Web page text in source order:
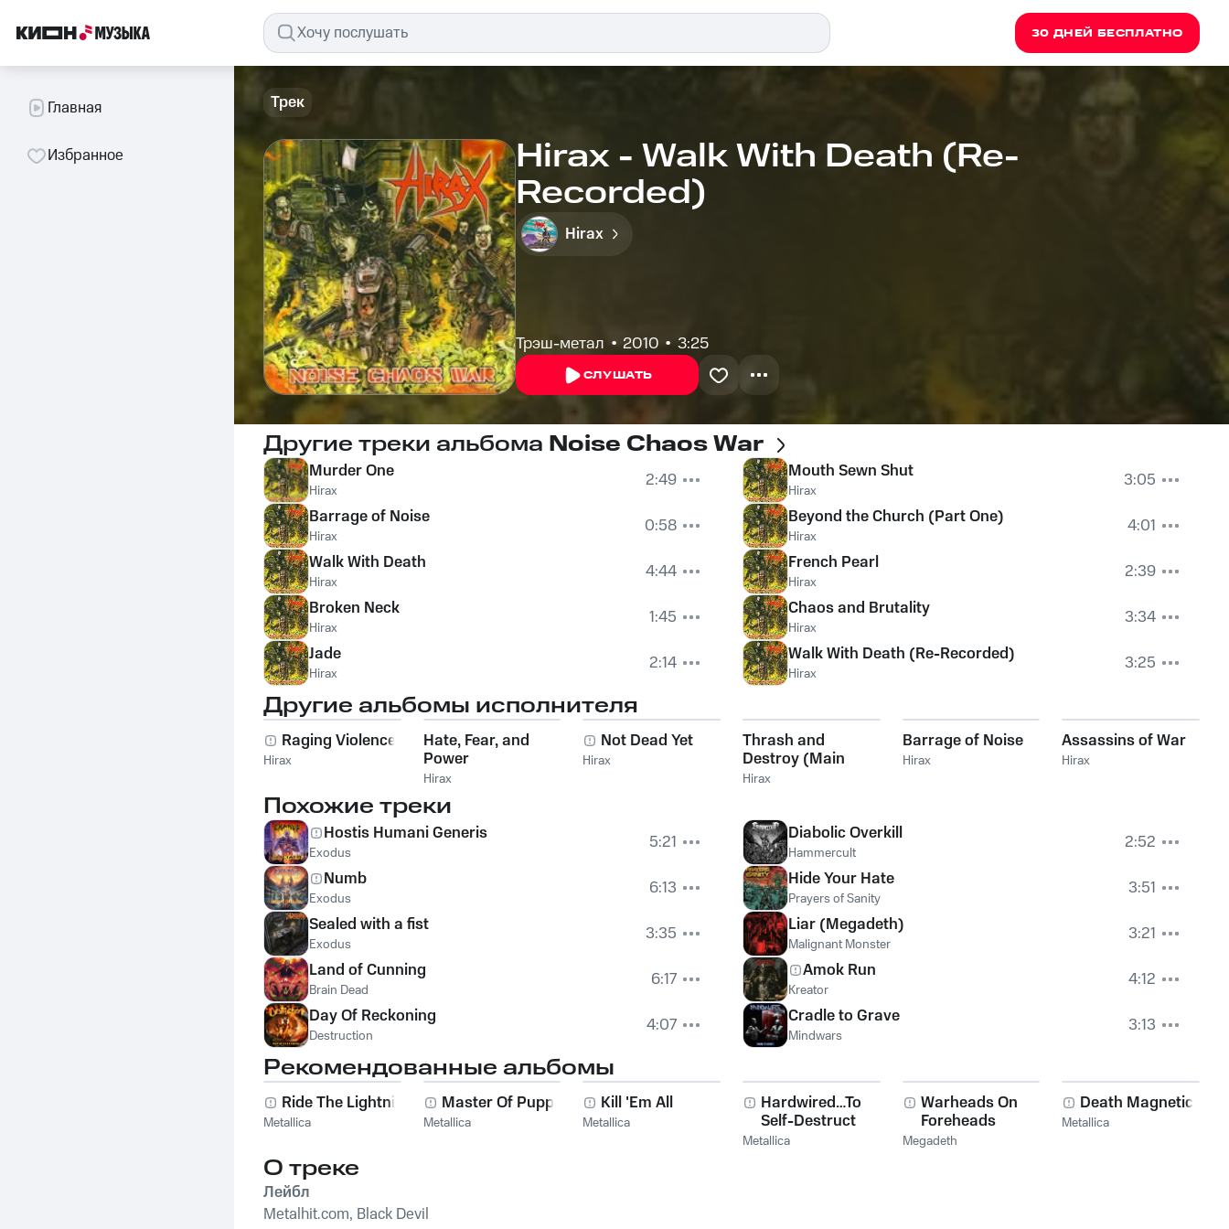
30 ДНЕЙ БЕСПЛАТНО
Главная
Избранное
Трек
Hirax - Walk With Death (Re-
Recorded)
Hirax
Трэш-метал 2010 3:25
СЛУШАТЬ
Другие треки альбома Noise Chaos War
Murder One
Hirax
2:49
Barrage of Noise
Hirax
0:58
Walk With Death
Hirax
4:44
Broken Neck
Hirax
1:45
Jade
Hirax 2:14
Mouth Sewn Shut
Hirax
3:05
Beyond the Church (Part One)
Hirax
4:01
French Pearl
Hirax
2:39
Chaos and Brutality
Hirax
3:34
Walk With Death (Re-Recorded)
Hirax 3:25
Другие альбомы исполнителя
Raging Violence
Hirax
Hate, Fear, and
Power
Hirax
Not Dead Yet
Hirax
Thrash and
Destroy (Main
Concert -
Germany)
Hirax
Barrage of Noise
Hirax
Assassins of War
Hirax
Похожие треки
Hostis Humani Generis
Exodus
5:21
Numb
Exodus
6:13
Sealed with a fist
Exodus
3:35
Land of Cunning
Brain Dead
6:17
Day Of Reckoning
Destruction 4:07
Diabolic Overkill
Hammercult
2:52
Hide Your Hate
Prayers of Sanity
3:51
Liar (Megadeth)
Malignant Monster
3:21
Amok Run
Kreator
4:12
Cradle to Grave
Mindwars 3:13
Рекомендованные альбомы
Ride The Lightning
Metallica
Master Of Puppets
Metallica
Kill 'Em All
Metallica
Hardwired…To
Self-Destruct
Metallica
Warheads On
Foreheads
Megadeth
Death Magnetic
Metallica
О треке
Лейбл
Metalhit.com, Black Devil